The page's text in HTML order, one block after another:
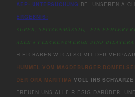
AEP- UNTERSUCHUNG BEI UNSEREN A-
ERGEBNIS:
SUPER, SPITZENMÄSSIG, EIN
ALLE 8 FLECKENZWERGE SIND
HIER HABEN WIR ALSO MIT DER
HUMMEL VOM MAGDEBURGER
DER ORA MARITIMA VOLL INS SCHWARZE
FREUEN UNS ALLE RIESIG DARÜBER.